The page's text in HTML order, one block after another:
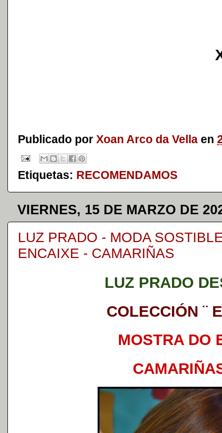
Publicado por Xoan Arco da Vella en
Etiquetas: RECOMENDAMOS
VIERNES, 15 DE MARZO DE
LUZ PRADO - MODA
ENCAIXE - CAMARIÑAS
LUZ PRADO
COLECCIÓN ¨
MOSTRA DO